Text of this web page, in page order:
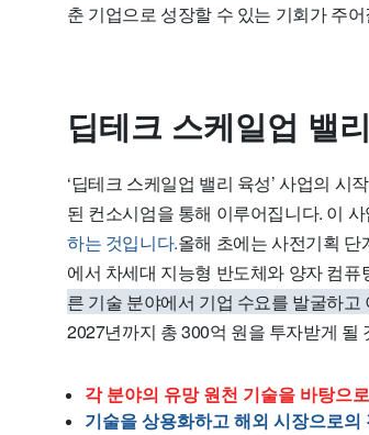
춘 기업으로 성장할 수 있는 기회가 주
딥테크 스케일업 밸
‘딥테크 스케일업 밸리 육성’ 사업의
된 컨소시엄을 통해 이루어집니다. 이
하는 것입니다.올해 초에는 사전기획
에서 차세대 지능형 반도체와 양자 컴
른 기술 분야에서 기업 수요를 발굴하
2027년까지 총 300억 원을 투자받게 될
각 분야의 유망 원천 기술을 바탕으로
기술을 상용화하고 해외 시장으로의